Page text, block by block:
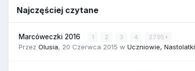
Najczęściej czytane
Marcóweczki 2016 1 2 3 4 2795
Przez Olusia, 20 Czerwca 2015 w Uczniowie, Nastolatki